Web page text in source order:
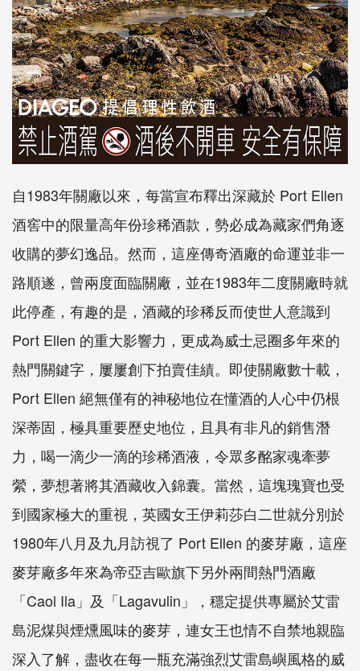
自1983年關廠以來，每當宣布釋出深藏於 Port Ellen
酒窖中的限量高年份珍稀酒款，勢必成為藏家們角逐
收購的夢幻逸品。然而，這座傳奇酒廠的命運並非一
路順遂，曾兩度面臨關廠，並在1983年二度關廠時就
此停產，有趣的是，酒藏的珍稀反而使世人意識到
Port Ellen 的重大影響力，更成為威士忌圈多年來的
熱門關鍵字，屢屢創下拍賣佳績。即使關廠數十載，
Port Ellen 絕無僅有的神秘地位在懂酒的人心中仍根
深蒂固，極具重要歷史地位，且具有非凡的銷售潛
力，喝一滴少一滴的珍稀酒液，令眾多酩家魂牽夢
縈，夢想著將其酒藏收入錦囊。當然，這塊瑰寶也受
到國家極大的重視，英國女王伊莉莎白二世就分別於
1980年八月及九月訪視了 Port Ellen 的麥芽廠，這座
麥芽廠多年來為帝亞吉歐旗下另外兩間熱門酒廠
「Caol Ila」及「Lagavulin」，穩定提供專屬於艾雷
島泥煤與煙燻風味的麥芽，連女王也情不自禁地親臨
深入了解，盡收在每一瓶充滿強烈艾雷島嶼風格的威